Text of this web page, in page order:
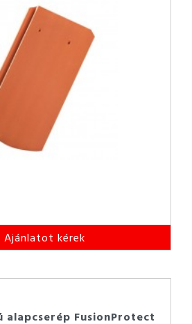
Ajánlatot kérek
alapcserép FusionProtect